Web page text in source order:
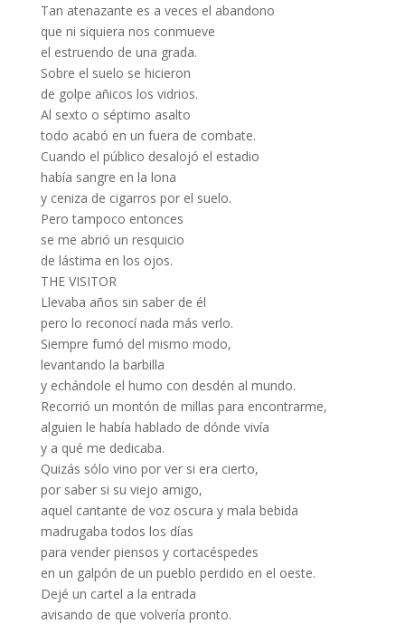
Tan atenazante es a veces el abandono
que ni siquiera nos conmueve
el estruendo de una grada.
Sobre el suelo se hicieron
de golpe añicos los vidrios.
Al sexto o séptimo asalto
todo acabó en un fuera de combate.
Cuando el público desalojó el estadio
había sangre en la lona
y ceniza de cigarros por el suelo.
Pero tampoco entonces
se me abrió un resquicio
de lástima en los ojos.
THE VISITOR
Llevaba años sin saber de él
pero lo reconocí nada más verlo.
Siempre fumó del mismo modo,
levantando la barbilla
y echándole el humo con desdén al mundo.
Recorrió un montón de millas para encontrarme,
alguien le había hablado de dónde vivía
y a qué me dedicaba.
Quizás sólo vino por ver si era cierto,
por saber si su viejo amigo,
aquel cantante de voz oscura y mala bebida
madrugaba todos los días
para vender piensos y cortacéspedes
en un galpón de un pueblo perdido en el oeste.
Dejé un cartel a la entrada
avisando de que volvería pronto.